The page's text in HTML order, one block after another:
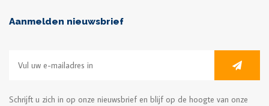
Aanmelden nieuwsbrief
Schrijft u zich in op onze nieuwsbrief en blijf op de hoogte van onze